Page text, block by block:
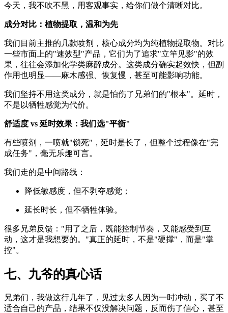
今天，我不吹不黑，用客观事实，给你们做个清晰对比。
成分对比：植物提取，温和为先
我们目前主推的几款喷剂，核心成分均为纯植物提取物。对比
一些市面上的"速效型"产品，它们为了追求"立竿见影"的效
果，往往会添加化学类麻醉成分。这类成分确实起效快，但副
作用也明显——麻木感强、恢复慢，甚至可能影响功能。
我们坚持不用这类成分，就是怕伤了兄弟们的"根本"。延时，
不是以牺牲感觉为代价。
舒适度 vs 延时效果：我们选"平衡"
有些喷剂，一喷就"锁死"，延时是长了，但整个过程像在"完
成任务"，毫无乐趣可言。
我们走的是中间路线：
降低敏感度，但不剥夺感觉；
延长时长，但不牺牲体验。
很多兄弟反馈："用了之后，既能控制节奏，又能感受到互
动，这才是我想要的。"真正的延时，不是"硬撑"，而是"掌
控"。
七、九爷的真心话
兄弟们，我做这行几年了，见过太多人因为一时冲动，买了不
适合自己的产品，结果不仅没解决问题，反而伤了信心，甚至